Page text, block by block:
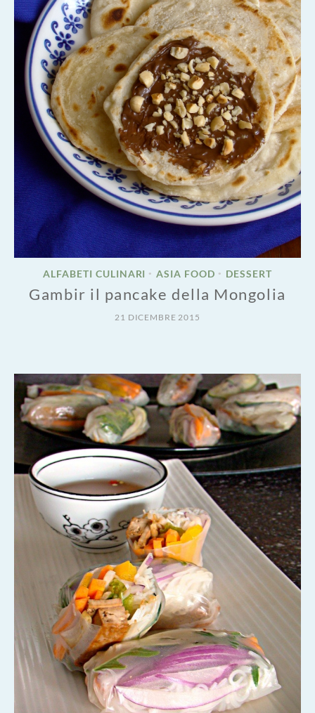
ALFABETI CULINARI • ASIA FOOD • DESSERT
Gambir il pancake della Mongolia
21 DICEMBRE 2015